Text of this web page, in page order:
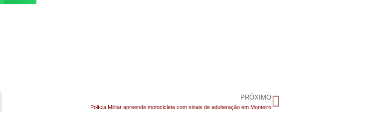
PRÓXIMO
Polícia Militar apreende motocicleta com sinais de adulteração em Monteiro